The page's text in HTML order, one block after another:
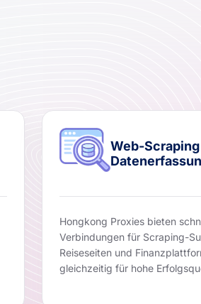
Web-
Hongkong Proxies bieten
Verbindungen für Scraping-
Reiseseiten und
gleichzeitig für hohe